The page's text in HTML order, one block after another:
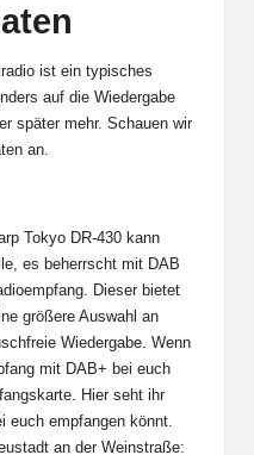
ist ein typisches
auf die Wiedergabe
später mehr. Schauen wir
an.
Tokyo DR-430 kann
es beherrscht mit DAB
Dieser bietet
größere Auswahl an
Wiedergabe. Wenn
mit DAB+ bei euch
Hier seht ihr
euch empfangen könnt.
an der Weinstraße: